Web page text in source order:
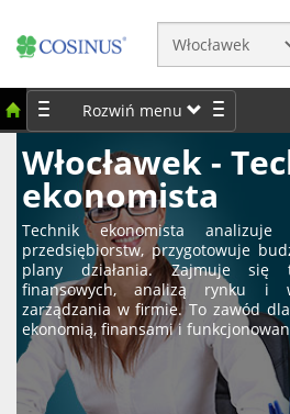
Rozwiń menu
Włocławek -
ekonomista
Technik ekonomista analizuje
przedsiębiorstw, przygotowuje
plany działania. Zajmuje się
finansowych, analizą rynku i
zarządzania w firmie. To zawód
ekonomią, finansami i